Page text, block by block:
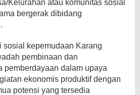
Kelurahan atau komunitas sosial
bergerak dibidang
sosial kepemudaan Karang
pembinaan dan
pemberdayaan dalam upaya
ekonomis produktif dengan
potensi yang tersedia